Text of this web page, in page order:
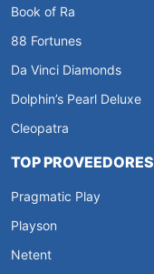
Book of Ra
88 Fortunes
Da Vinci Diamonds
Dolphin’s Pearl Deluxe
Cleopatra
TOP PROVEEDORES
Pragmatic Play
Playson
Netent